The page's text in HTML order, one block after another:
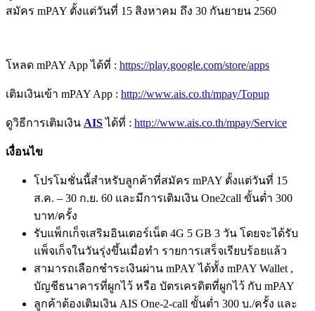
สมัคร mPAY ตั้งแต่วันที่ 15 สิงหาคม ถึง 30 กันยายน 2560
โหลด mPAY App ได้ที่ : https://play.google.com/store/apps
เติมเงินเข้า mPAY App : http://www.ais.co.th/mpay/Topup
ดูวิธีการเติมเงิน AISได้ที่ : http://www.ais.co.th/mpay/Service
เงื่อนไข
โปรโมชั่นนี้สำหรับลูกค้าที่สมัคร mPAY ตั้งแต่วันที่ 15
ส.ค. – 30 ก.ย. 60 และมีการเติมเงิน One2call ขั้นต่ำ 300
บาท/ครั้ง
รับแพ็กเก็จเสริมอินเตอร์เน็ต 4G 5 GB 3 วัน โดยจะได้รับ
แพ็จเก็จในวันรุ่งขึ้นเมื่อทำ รายการเสร็จเรียบร้อยแล้ว
สามารถเลือกชำระเงินผ่าน mPAY ได้ทั้ง mPAY Wallet ,
บัญชีธนาคารที่ผูกไว้ หรือ บัตรเครดิตที่ผูกไว้ กับ mPAY
ลูกค้าต้องเติมเงิน AIS One-2-call ขั้นต่ำ 300 บ./ครั้ง และ